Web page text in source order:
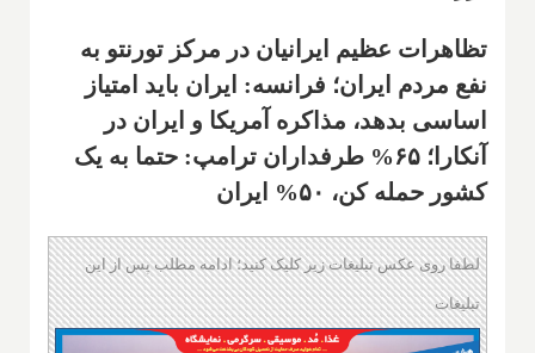
تظاهرات عظیم ایرانیان در مرکز تورنتو به
نفع مردم ایران؛ فرانسه: ایران باید امتیاز
اساسی بدهد، مذاکره آمریکا و ایران در
آنکارا؛ ۶۵% طرفداران ترامپ: حتما به یک
کشور حمله کن، ۵۰% ایران
لطفا روی عکس تبلیغات زیر کلیک کنید؛ ادامه مطلب پس از این
تبلیغات